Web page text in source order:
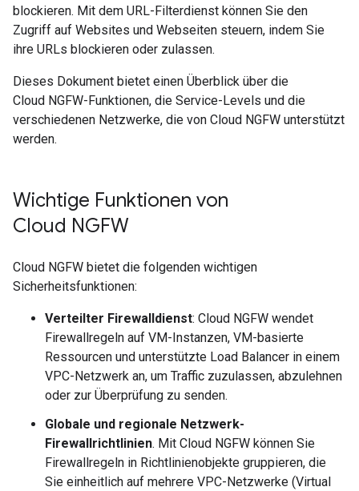
blockieren. Mit dem URL-Filterdienst können Sie den
Zugriff auf Websites und Webseiten steuern, indem Sie
ihre URLs blockieren oder zulassen.
Dieses Dokument bietet einen Überblick über die
Cloud NGFW-Funktionen, die Service-Levels und die
verschiedenen Netzwerke, die von Cloud NGFW unterstützt
werden.
Wichtige Funktionen von
Cloud NGFW
Cloud NGFW bietet die folgenden wichtigen
Sicherheitsfunktionen:
Verteilter Firewalldienst: Cloud NGFW wendet
Firewallregeln auf VM-Instanzen, VM-basierte
Ressourcen und unterstützte Load Balancer in einem
VPC-Netzwerk an, um Traffic zuzulassen, abzulehnen
oder zur Überprüfung zu senden.
Globale und regionale Netzwerk-
Firewallrichtlinien. Mit Cloud NGFW können Sie
Firewallregeln in Richtlinienobjekte gruppieren, die
Sie einheitlich auf mehrere VPC-Netzwerke (Virtual